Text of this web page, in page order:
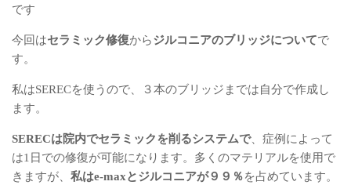
です
今回はセラミック修復からジルコニアのブリッジについてで
す。
私はSERECを使うので、３本のブリッジまでは自分で作成し
ます。
SERECは院内でセラミックを削るシステムで、症例によって
は1日での修復が可能になります。多くのマテリアルを使用で
きますが、 私はe-maxとジルコニアが９９％を占めています。